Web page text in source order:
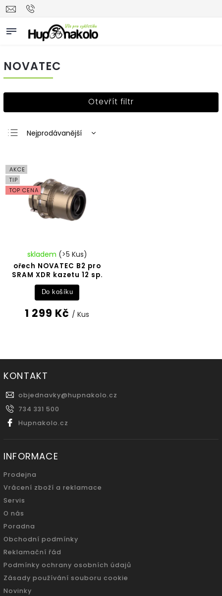
NOVATEC
Otevřít filtr
Nejprodávanější
Nejdražší
Abecedně
AKCE
TIP
TOP CENA
ořech NOVATEC B2 pro
SRAM XDR kazetu 12 sp.
skladem (>5 Kus)
1 299 Kč / Kus
Do košíku
KONTAKT
objednavky@hupnakolo.cz
734 331 500
Hupnakolo.cz
INFORMACE
Prodejna
Vrácení zboží a reklamace
Servis
O nás
Poradna
Obchodní podmínky
Reklamační řád
Podmínky ochrany osobních údajů
Zásady používání souboru cookie
Novinky